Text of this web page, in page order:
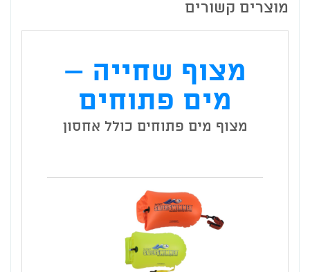
מוצרים קשורים
מצוף שחייה –
מים פתוחים
מצוף מים פתוחים כולל אחסון